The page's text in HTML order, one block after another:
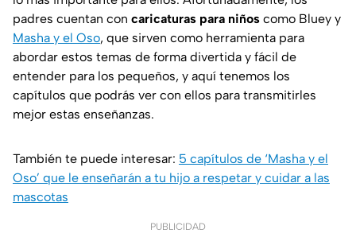
padres cuentan con caricaturas para niños como Bluey y
Masha y el Oso, que sirven como herramienta para
abordar estos temas de forma divertida y fácil de
entender para los pequeños, y aquí tenemos los
capítulos que podrás ver con ellos para transmitirles
mejor estas enseñanzas.
También te puede interesar: 5 capítulos de ‘Masha y el
Oso’ que le enseñarán a tu hijo a respetar y cuidar a las
mascotas
PUBLICIDAD